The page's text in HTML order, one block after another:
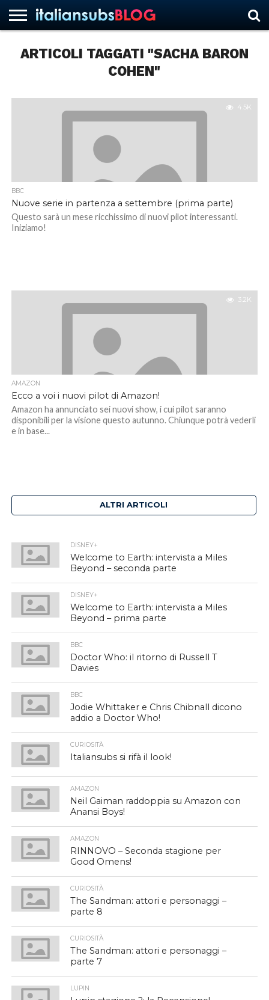
ARTICOLI TAGGATI "SACHA BARON
COHEN"
4.5K
BBC
Nuove serie in partenza a settembre (prima parte)
Questo sarà un mese ricchissimo di nuovi pilot interessanti.
Iniziamo!
3.2K
AMAZON
Ecco a voi i nuovi pilot di Amazon!
Amazon ha annunciato sei nuovi show, i cui pilot saranno
disponibili per la visione questo autunno. Chiunque potrà vederli
e in base...
ALTRI ARTICOLI
DISNEY+
Welcome to Earth: intervista a Miles
Beyond – seconda parte
DISNEY+
Welcome to Earth: intervista a Miles
Beyond – prima parte
BBC
Doctor Who: il ritorno di Russell T
Davies
BBC
Jodie Whittaker e Chris Chibnall dicono
addio a Doctor Who!
CURIOSITÀ
Italiansubs si rifà il look!
AMAZON
Neil Gaiman raddoppia su Amazon con
Anansi Boys!
AMAZON
RINNOVO – Seconda stagione per
Good Omens!
CURIOSITÀ
The Sandman: attori e personaggi –
parte 8
CURIOSITÀ
The Sandman: attori e personaggi –
parte 7
LUPIN